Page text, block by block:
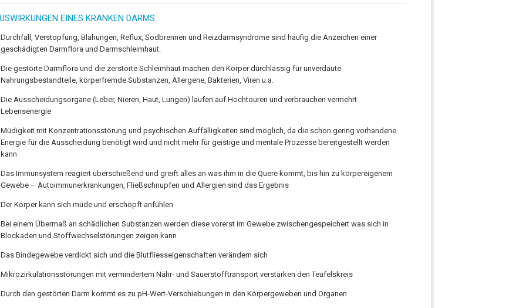
EINES KRANKEN DARMS
Durchfall, Verstopfung, Blähungen, Reflux, Sodbrennen und Reizdarmsyndrome sind häufig die Anzeichen einer
geschädigten Darmflora und Darmschleimhaut.
Die gestörte Darmflora und die zerstörte Schleimhaut machen den Körper durchlässig für unverdaute
Nahrungsbestandteile, körperfremde Substanzen, Allergene, Bakterien, Viren u.a.
Die Ausscheidungsorgane (Leber, Nieren, Haut, Lungen) laufen auf Hochtouren und verbrauchen vermehrt
Lebensenergie
Müdigkeit mit Konzentrationsstörung und psychischen Auffälligkeiten sind möglich, da die schon gering vorhandene
Energie für die Ausscheidung benötigt wird und nicht mehr für geistige und mentale Prozesse bereitgestellt werden
kann
Das Immunsystem reagiert überschießend und greift alles an was ihm in die Quere kommt, bis hin zu körpereigenem
Gewebe – Autoimmunerkrankungen, Fließschnupfen und Allergien sind das Ergebnis
Der Körper kann sich müde und erschöpft anfühlen
Bei einem Übermaß an schädlichen Substanzen werden diese vorerst im Gewebe zwischengespeichert was sich in
Blockaden und Stoffwechselstörungen zeigen kann
Das Bindegewebe verdickt sich und die Blutfliesseigenschaften verändern sich
Mikrozirkulationsstörungen mit vermindertem Nähr- und Sauerstofftransport verstärken den Teufelskreis
Durch den gestörten Darm kommt es zu pH-Wert-Verschiebungen in den Körpergeweben und Organen